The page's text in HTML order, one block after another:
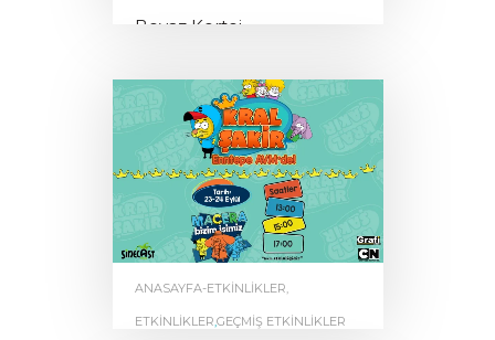
Beyaz Kortej
by ENNTEPE 0
ANASAYFA-ETKINLIKLER,
ETKINLIKLER,GEÇMIŞ ETKINLIKLER